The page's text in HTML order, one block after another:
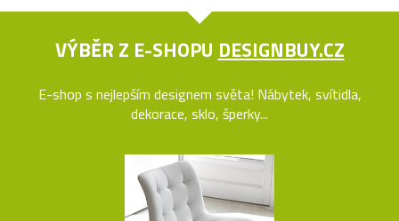
VÝBĚR Z E-SHOPU DESIGNBUY.CZ
E-shop s nejlepším designem světa! Nábytek, svítidla,
dekorace, sklo, šperky...